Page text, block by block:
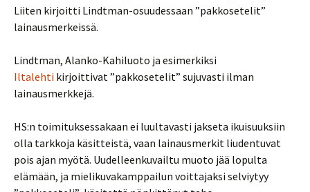
Liiten kirjoitti Lindtman-osuudessaan ”pakkosetelit”
lainausmerkeissä.
Lindtman, Alanko-Kahiluoto ja esimerkiksi
Iltalehti kirjoittivat ”pakkosetelit” sujuvasti ilman
lainausmerkkejä.
HS:n toimituksessakaan ei luultavasti jakseta ikuisuuksiin
olla tarkkoja käsitteistä, vaan lainausmerkit liudentuvat
pois ajan myötä. Uudelleenkuvailtu muoto jää lopulta
elämään, ja mielikuvakamppailun voittajaksi selviytyy